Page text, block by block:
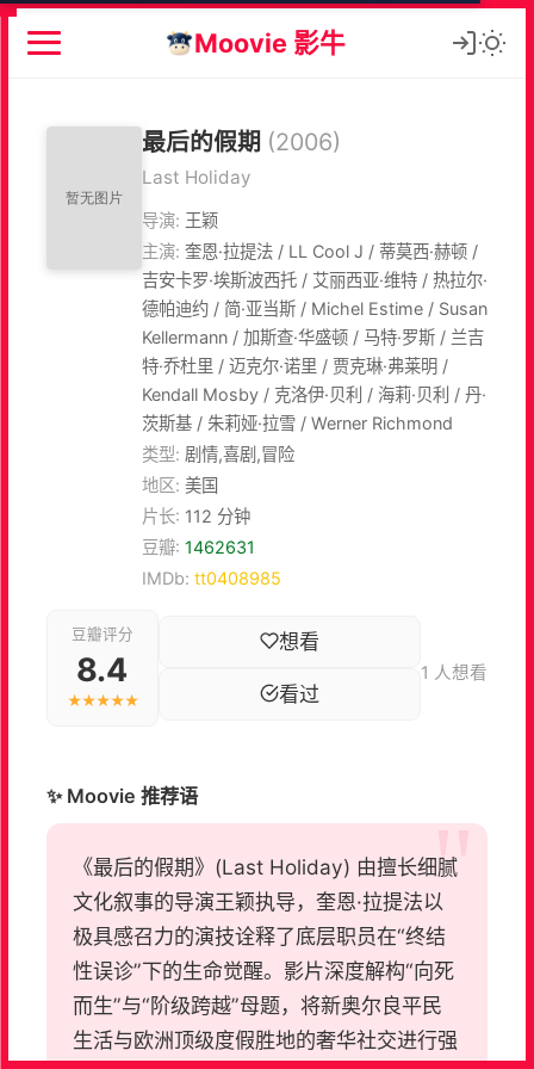
Moovie 影牛
最后的假期 (2006)
Last Holiday
导演: 王颖
主演: 奎恩·拉提法 / LL Cool J / 蒂莫西·赫顿 /
吉安卡罗·埃斯波西托 / 艾丽西亚·维特 / 热拉尔·
德帕迪约 / 简·亚当斯 / Michel Estime / Susan
Kellermann / 加斯查·华盛顿 / 马特·罗斯 / 兰吉
特·乔杜里 / 迈克尔·诺里 / 贾克琳·弗莱明 /
Kendall Mosby / 克洛伊·贝利 / 海莉·贝利 / 丹·
茨斯基 / 朱莉娅·拉雪 / Werner Richmond
类型: 剧情,喜剧,冒险
地区: 美国
片长: 112 分钟
豆瓣: 1462631
IMDb: tt0408985
豆瓣评分
8.4
★★★★★
想看
看过
1 人想看
✨ Moovie 推荐语
《最后的假期》(Last Holiday) 由擅长细腻
文化叙事的导演王颖执导，奎恩·拉提法以
极具感召力的演技诠释了底层职员在“终结
性误诊”下的生命觉醒。影片深度解构“向死
而生”与“阶级跨越”母题，将新奥尔良平民
生活与欧洲顶级度假胜地的奢华社交进行强